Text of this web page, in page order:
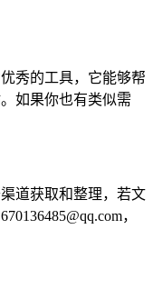
秀的工具，它能够帮
如果你也有类似需
道获取和整理，若文
，